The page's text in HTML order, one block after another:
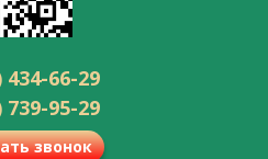
434-66-29
739-95-29
звонок